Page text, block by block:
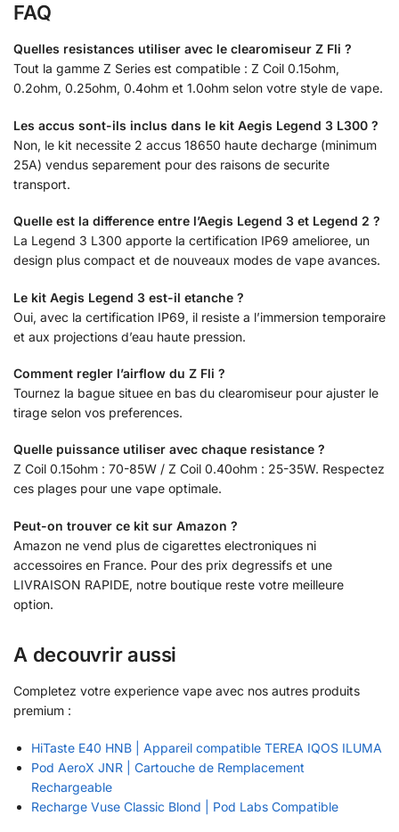
FAQ
Quelles resistances utiliser avec le clearomiseur Z Fli ?
Tout la gamme Z Series est compatible : Z Coil 0.15ohm,
0.2ohm, 0.25ohm, 0.4ohm et 1.0ohm selon votre style de vape.
Les accus sont-ils inclus dans le kit Aegis Legend 3 L300 ?
Non, le kit necessite 2 accus 18650 haute decharge (minimum
25A) vendus separement pour des raisons de securite
transport.
Quelle est la difference entre l’Aegis Legend 3 et Legend 2 ?
La Legend 3 L300 apporte la certification IP69 amelioree, un
design plus compact et de nouveaux modes de vape avances.
Le kit Aegis Legend 3 est-il etanche ?
Oui, avec la certification IP69, il resiste a l’immersion temporaire
et aux projections d’eau haute pression.
Comment regler l’airflow du Z Fli ?
Tournez la bague situee en bas du clearomiseur pour ajuster le
tirage selon vos preferences.
Quelle puissance utiliser avec chaque resistance ?
Z Coil 0.15ohm : 70-85W / Z Coil 0.40ohm : 25-35W. Respectez
ces plages pour une vape optimale.
Peut-on trouver ce kit sur Amazon ?
Amazon ne vend plus de cigarettes electroniques ni
accessoires en France. Pour des prix degressifs et une
LIVRAISON RAPIDE, notre boutique reste votre meilleure
option.
A decouvrir aussi
Completez votre experience vape avec nos autres produits
premium :
HiTaste E40 HNB | Appareil compatible TEREA IQOS ILUMA
Pod AeroX JNR | Cartouche de Remplacement
Rechargeable
Recharge Vuse Classic Blond | Pod Labs Compatible